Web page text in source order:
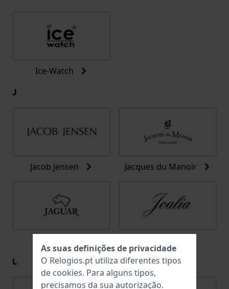
Ice-Watch
J
Jacob Jensen Jacques du Manoir
L
As suas definições de privacidade
O Relogios.pt utiliza diferentes tipos
de cookies. Para alguns tipos,
precisamos da sua autorização.